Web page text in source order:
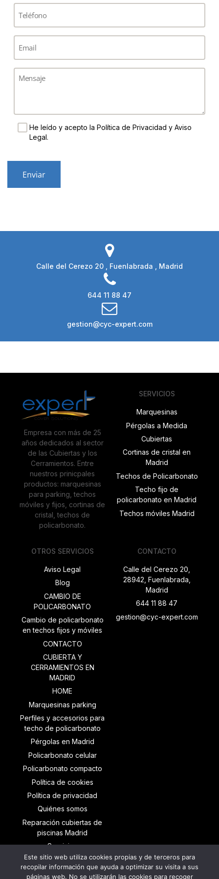
Teléfono
(*)
Email
(*)
Mensaje
Consent
He leído y acepto la Política de Privacidad y Aviso
Legal.
Calle del Cerezo 20 , Fuenlabrada , Madrid
644 11 88 47
gestion@cyc-expert.com
Empresa con más de 25
años dedicados al sector
de las Cubiertas y los
Cerramientos. Entre
nuestros prinicpales
productos: marquesinas
para parking, techos
móviles y fijos, cortinas de
cristal, techos de
policarbonato.
SERVICIOS
Marquesinas
Pérgolas a Medida
Cubiertas
Cortinas de cristal en
Madrid
Techos de Policarbonato
Techo fijo de
policarbonato en Madrid
Techos móviles Madrid
OTROS SERVICIOS
Aviso Legal
Blog
CAMBIO DE
POLICARBONATO
Cambio de policarbonato
en techos fijos y móviles
CONTACTO
CUBIERTA Y
CERRAMIENTOS EN
MADRID
HOME
Marquesinas parking
Perfiles y accesorios para
techo de policarbonato
Pérgolas en Madrid
Policarbonato celular
Policarbonato compacto
Política de cookies
Política de privacidad
Quiénes somos
Reparación cubiertas de
piscinas Madrid
Servicios
TECHOS DE
POLICARBONATO
CONTACTO
Calle del Cerezo 20,
28942, Fuenlabrada,
Madrid
644 11 88 47
gestion@cyc-expert.com
Este sitio web utiliza cookies propias y de terceros para
recopilar información que ayuda a optimizar su visita a sus
páginas web. No se utilizarán las cookies para recoger